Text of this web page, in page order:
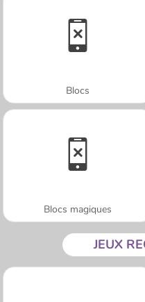
Blocs
Blocs magiques
JEUX